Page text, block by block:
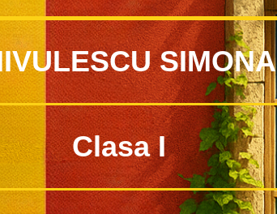
SIMONA
Clasa I